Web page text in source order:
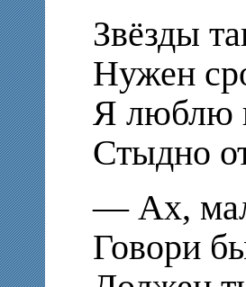
Звёзды
Нужен
Я люблю
Стыдно
— Ах,
Говори